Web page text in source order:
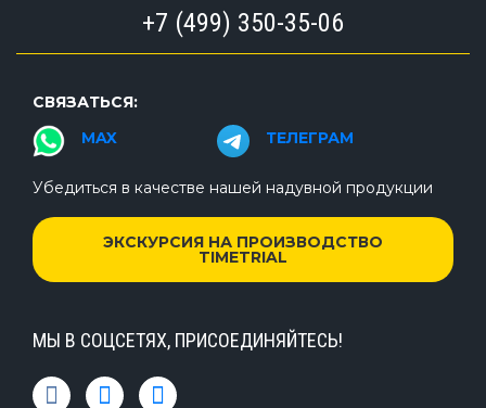
+7 (499) 350-35-06
СВЯЗАТЬСЯ:
MAX
ТЕЛЕГРАМ
Убедиться в качестве нашей надувной продукции
ЭКСКУРСИЯ НА ПРОИЗВОДСТВО
TIMETRIAL
МЫ В СОЦСЕТЯХ, ПРИСОЕДИНЯЙТЕСЬ!